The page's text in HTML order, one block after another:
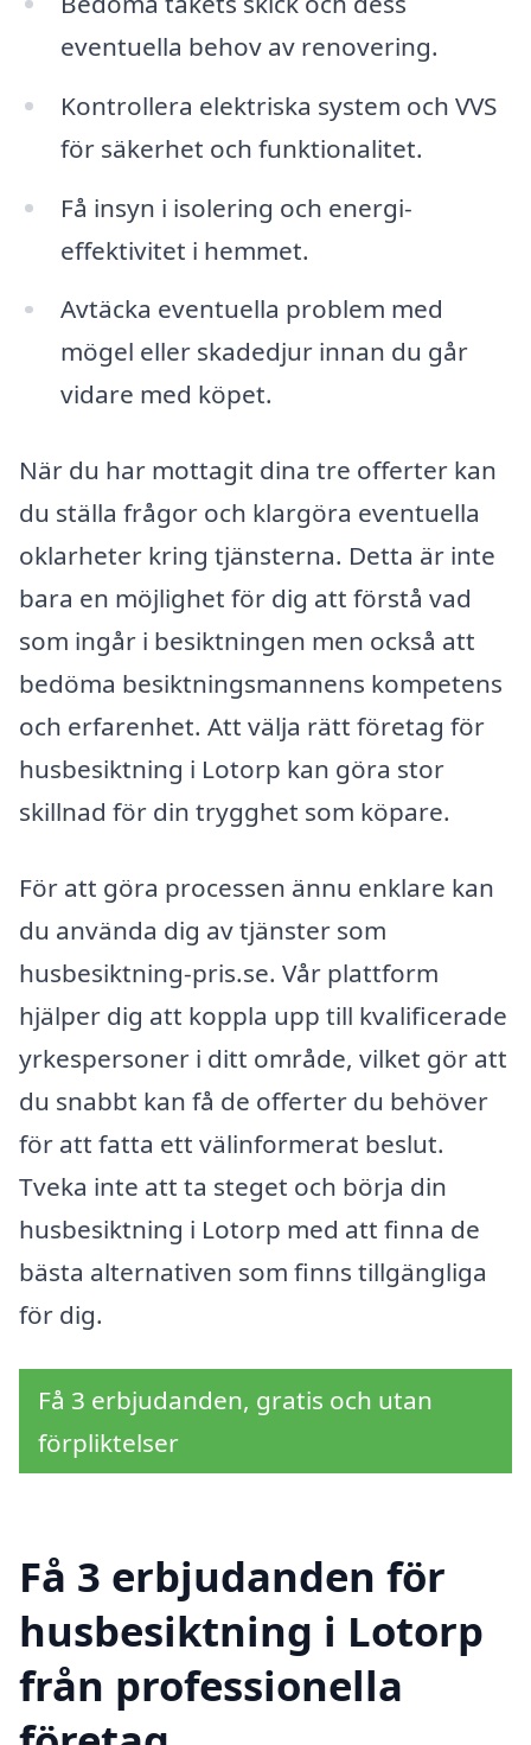
eventuella behov av renovering.
Kontrollera elektriska system och VVS
för säkerhet och funktionalitet.
Få insyn i isolering och energi-
effektivitet i hemmet.
Avtäcka eventuella problem med
mögel eller skadedjur innan du går
vidare med köpet.
När du har mottagit dina tre offerter kan
du ställa frågor och klargöra eventuella
oklarheter kring tjänsterna. Detta är inte
bara en möjlighet för dig att förstå vad
som ingår i besiktningen men också att
bedöma besiktningsmannens kompetens
och erfarenhet. Att välja rätt företag för
husbesiktning i Lotorp kan göra stor
skillnad för din trygghet som köpare.
För att göra processen ännu enklare kan
du använda dig av tjänster som
husbesiktning-pris.se. Vår plattform
hjälper dig att koppla upp till kvalificerade
yrkespersoner i ditt område, vilket gör att
du snabbt kan få de offerter du behöver
för att fatta ett välinformerat beslut.
Tveka inte att ta steget och börja din
husbesiktning i Lotorp med att finna de
bästa alternativen som finns tillgängliga
för dig.
Få 3 erbjudanden, gratis och utan
förpliktelser
Få 3 erbjudanden för
husbesiktning i Lotorp
från professionella